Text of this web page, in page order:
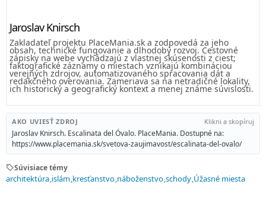
Jaroslav Knirsch
Zakladateľ projektu PlaceMania.sk a zodpovedá za jeho
obsah, technické fungovanie a dlhodobý rozvoj. Cestovné
zápisky na webe vychádzajú z vlastnej skúsenosti z ciest;
faktografické záznamy o miestach vznikajú kombináciou
verejných zdrojov, automatizovaného spracovania dát a
redakčného overovania. Zameriava sa na netradičné lokality,
ich historický a geografický kontext a menej známe súvislosti.
AKO UVIESŤ ZDROJ Klikni a skopíruj
Jaroslav Knirsch. Escalinata del Óvalo. PlaceMania. Dostupné na:
https://www.placemania.sk/svetova-zaujimavost/escalinata-del-ovalo/
sellSúvisiace témy
architektúra islám kresťanstvo náboženstvo schody Úžasné miesta